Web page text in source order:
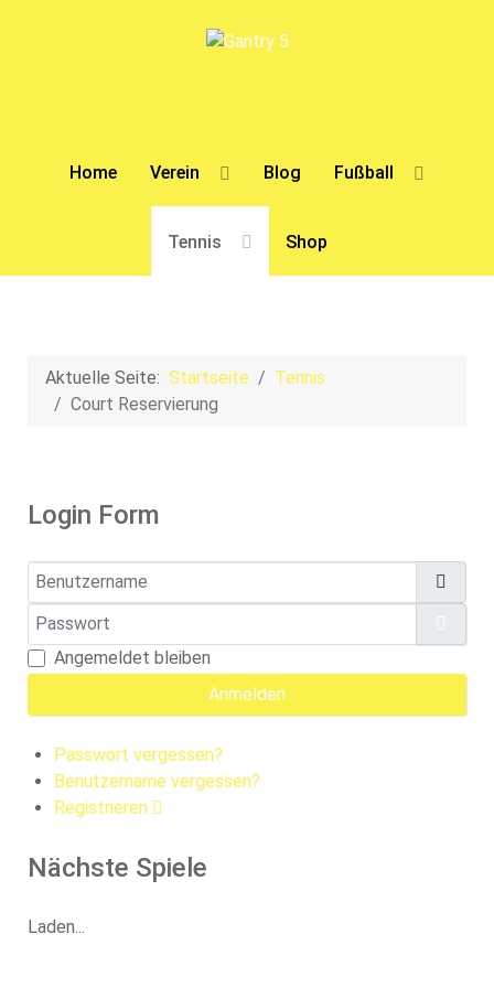
Home Verein Blog Fußball
Tennis Shop
Aktuelle Seite: Startseite
Tennis
Court Reservierung
Login Form
Benutzername
Passwort
Angemeldet bleiben
Anmelden
Passwort vergessen?
Benutzername vergessen?
Registrieren
Nächste Spiele
Laden...